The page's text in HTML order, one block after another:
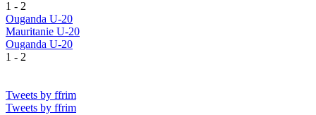
1 - 2
Ouganda U-20
Mauritanie U-20
Ouganda U-20
1 - 2
Tweets by ffrim
Tweets by ffrim